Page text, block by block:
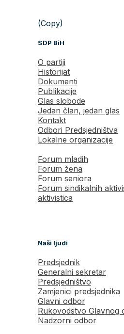
(Copy)
SDP BiH
O partiji
Historijat
Dokumenti
Publikacije
Glas slobode
Jedan član, jedan glas
Kontakt
Odbori Predsjedništva
Lokalne organizacije
Forum mladih
Forum žena
Forum seniora
Forum sindikalnih
aktivistica
Naši ljudi
Predsjednik
Generalni sekretar
Predsjedništvo
Zamjenici predsjednika
Glavni odbor
Rukovodstvo Glavnog
Nadzorni odbor